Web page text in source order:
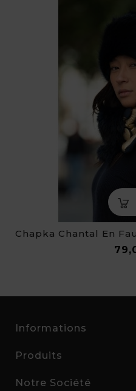
Informations
Produits
Notre Société